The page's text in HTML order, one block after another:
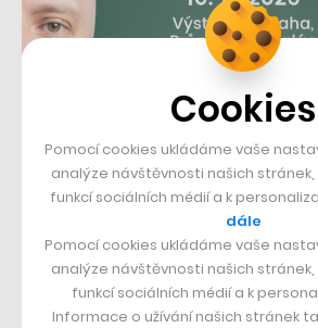
Cena popularity:DVTV
Zpravodajství: DVTV
Internetové obchodování:
Cookies
Pomocí cookies ukládáme vaše
analýze návštěvnosti našich
funkcí sociálních médií a k
dále
Pomocí cookies ukládáme vaše
analýze návštěvnosti našich
funkcí sociálních médií a k
Informace o užívání našich stránek